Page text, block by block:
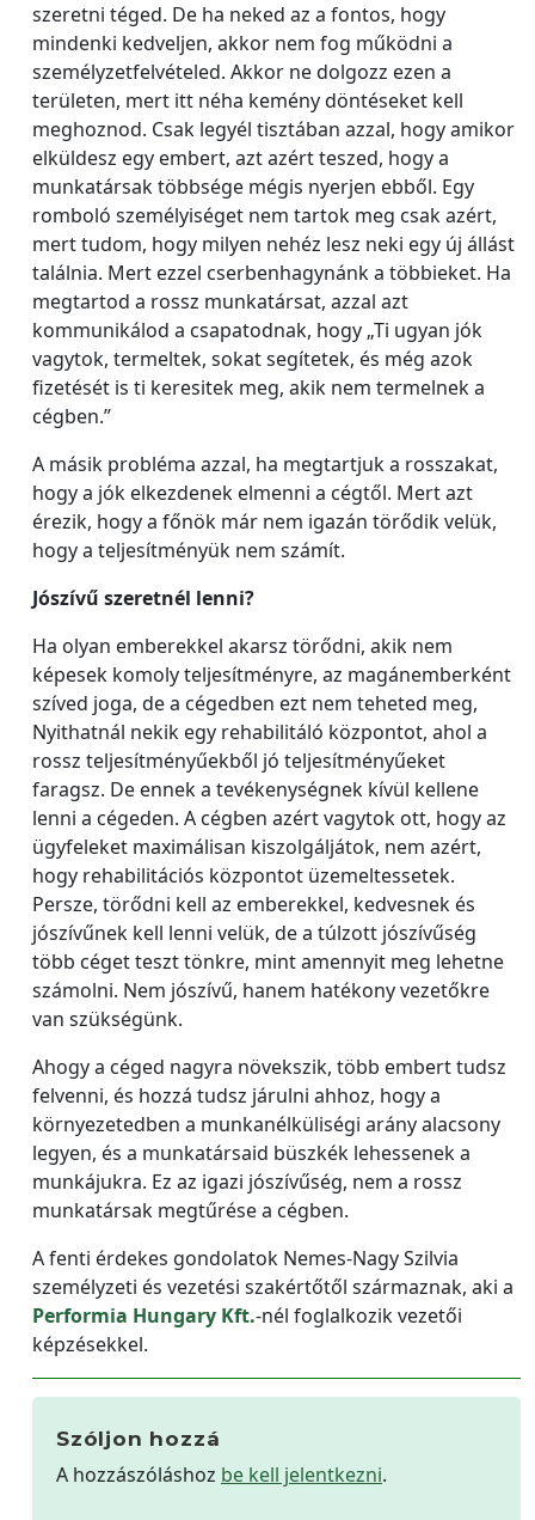
szeretni téged. De ha neked az a fontos, hogy
mindenki kedveljen, akkor nem fog működni a
személyzetfelvételed. Akkor ne dolgozz ezen a
területen, mert itt néha kemény döntéseket kell
meghoznod. Csak legyél tisztában azzal, hogy amikor
elküldesz egy embert, azt azért teszed, hogy a
munkatársak többsége mégis nyerjen ebből. Egy
romboló személyiséget nem tartok meg csak azért,
mert tudom, hogy milyen nehéz lesz neki egy új állást
találnia. Mert ezzel cserbenhagynánk a többieket. Ha
megtartod a rossz munkatársat, azzal azt
kommunikálod a csapatodnak, hogy „Ti ugyan jók
vagytok, termeltek, sokat segítetek, és még azok
fizetését is ti keresitek meg, akik nem termelnek a
cégben.”
A másik probléma azzal, ha megtartjuk a rosszakat,
hogy a jók elkezdenek elmenni a cégtől. Mert azt
érezik, hogy a főnök már nem igazán törődik velük,
hogy a teljesítményük nem számít.
Jószívű szeretnél lenni?
Ha olyan emberekkel akarsz törődni, akik nem
képesek komoly teljesítményre, az magánemberként
szíved joga, de a cégedben ezt nem teheted meg,
Nyithatnál nekik egy rehabilitáló központot, ahol a
rossz teljesítményűekből jó teljesítményűeket
faragsz. De ennek a tevékenységnek kívül kellene
lenni a cégeden. A cégben azért vagytok ott, hogy az
ügyfeleket maximálisan kiszolgáljátok, nem azért,
hogy rehabilitációs központot üzemeltessetek.
Persze, törődni kell az emberekkel, kedvesnek és
jószívűnek kell lenni velük, de a túlzott jószívűség
több céget teszt tönkre, mint amennyit meg lehetne
számolni. Nem jószívű, hanem hatékony vezetőkre
van szükségünk.
Ahogy a céged nagyra növekszik, több embert tudsz
felvenni, és hozzá tudsz járulni ahhoz, hogy a
környezetedben a munkanélküliségi arány alacsony
legyen, és a munkatársaid büszkék lehessenek a
munkájukra. Ez az igazi jószívűség, nem a rossz
munkatársak megtűrése a cégben.
A fenti érdekes gondolatok Nemes-Nagy Szilvia
személyzeti és vezetési szakértőtől származnak, aki a
Performia Hungary Kft.-nél foglalkozik vezetői
képzésekkel.
Szóljon hozzá
A hozzászóláshoz be kell jelentkezni.